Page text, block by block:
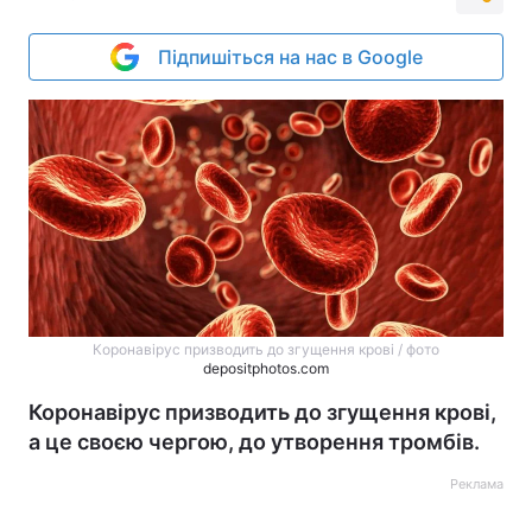
Підпишіться на нас в Google
Коронавірус призводить до згущення крові / фото
depositphotos.com
Коронавірус призводить до згущення крові,
а це своєю чергою, до утворення тромбів.
Реклама